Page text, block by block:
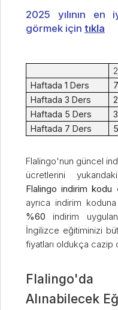
2025 yılının en
görmek için tıkla
Haftada 1 Ders
Haftada 3 Ders
Haftada 5 Ders
Haftada 7 Ders
Flalingo'nun güncel
ücretlerini
Flalingo indirim kodu
ayrıca indirim
%60 indirim
İngilizce eğitiminizi
fiyatları oldukça cazip
Alınabilecek